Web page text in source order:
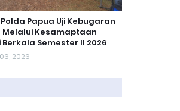
Polda Papua Uji Kebugaran
Melalui Kesamaptaan
Semester II 2026
2026